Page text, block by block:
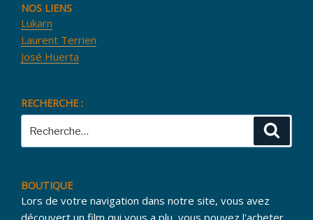
NOS LIENS
Lukarn
Laurent Terrien
José Huerta
RECHERCHE :
BOUTIQUE
Lors de votre navigation dans notre site, vous avez